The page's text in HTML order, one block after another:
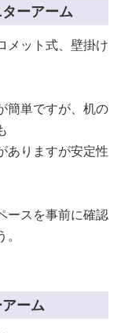
ーアーム
メット式、壁掛け
簡単ですが、机の
ありますが安定性
ースを事前に確認
ーム